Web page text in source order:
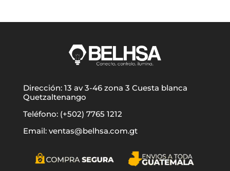
Dirección: 13 av 3-46 zona 3 Cuesta blanca
Quetzaltenango
Teléfono: (+502) 7765 1212
Email: ventas@belhsa.com.gt